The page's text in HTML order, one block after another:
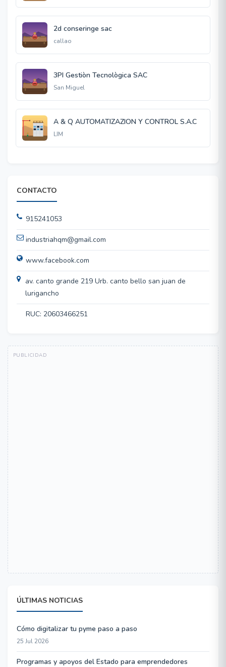
2d conseringe sac
callao
3PI Gestiòn Tecnològica SAC
San Miguel
A & Q AUTOMATIZAZION Y CONTROL S.A.C
LIM
CONTACTO
915241053
industriahqm@gmail.com
www.facebook.com
av. canto grande 219 Urb. canto bello san juan de
lurigancho
RUC: 20603466251
ÚLTIMAS NOTICIAS
Cómo digitalizar tu pyme paso a paso
25 Jul 2026
Programas y apoyos del Estado para emprendedores